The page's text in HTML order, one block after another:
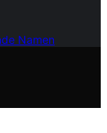
Namen